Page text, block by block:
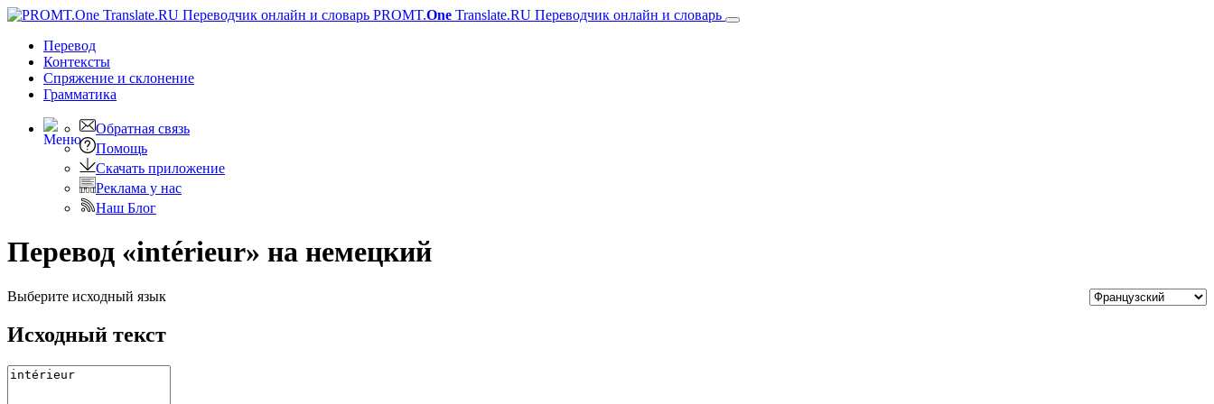
PROMT.One Translate.RU Переводчик онлайн и словарь
Перевод
Контексты
Спряжение и склонение
Грамматика
Обратная связь
Помощь
Скачать приложение
Реклама у нас
Наш Блог
Перевод «intérieur» на немецкий
Выберите исходный язык
Исходный текст